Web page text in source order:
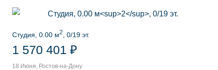
Студия, 0.00 м2 , 0/19 эт.
1 570 401 ₽
18 Июня, Ростов-на-Дону